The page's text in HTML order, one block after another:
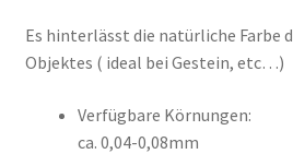
Es hinterlässt die natürliche Farbe
Objektes ( ideal bei Gestein, etc…)
Verfügbare Körnungen:
ca. 0,04-0,08mm